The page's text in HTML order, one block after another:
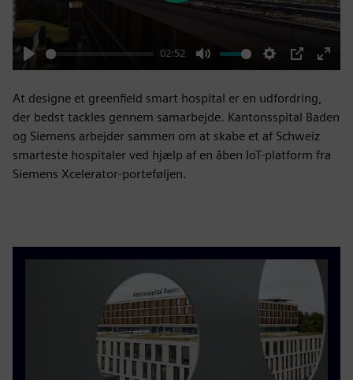
Play
02:52
Mute Settings
PIP
Enter
At designe et greenfield smart hospital er en udfordring,
der bedst tackles gennem samarbejde. Kantonsspital Baden
og Siemens arbejder sammen om at skabe et af Schweiz
smarteste hospitaler ved hjælp af en åben IoT-platform fra
Siemens Xcelerator-porteføljen.